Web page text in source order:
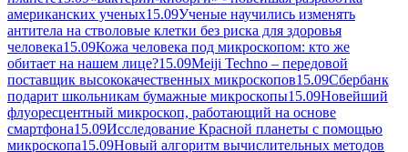
американских ученых15.09Ученые научились изменять
антитела на стволовые клетки без риска для здоровья
человека15.09Кожа человека под микроскопом: кто же
обитает на нашем лице?15.09Meiji Techno – передовой
поставщик высококачественных микроскопов15.09Сбербанк
подарит школьникам бумажные микроскопы15.09Новейший
флуоресцентный микроскоп, работающий на основе
смартфона15.09Исследование Красной планеты с помощью
микроскопа15.09Новый алгоритм вычислительных методов